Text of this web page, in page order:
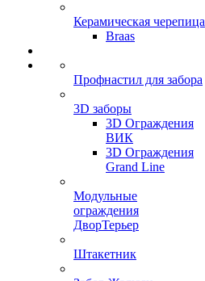
Керамическая черепица
Braas
Профнастил для забора
3D заборы
3D Ограждения
ВИК
3D Ограждения
Grand Line
Модульные
ограждения
ДворТерьер
Штакетник